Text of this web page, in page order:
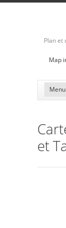
Map
et